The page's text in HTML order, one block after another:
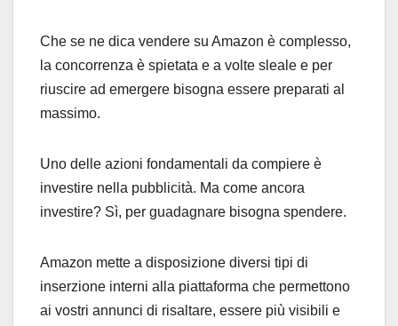
Che se ne dica vendere su Amazon è complesso,
la concorrenza è spietata e a volte sleale e per
riuscire ad emergere bisogna essere preparati al
massimo.
Uno delle azioni fondamentali da compiere è
investire nella pubblicità. Ma come ancora
investire? Sì, per guadagnare bisogna spendere.
Amazon mette a disposizione diversi tipi di
inserzione interni alla piattaforma che permettono
ai vostri annunci di risaltare, essere più visibili e